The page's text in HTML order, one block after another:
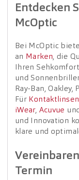
Entdecken
McOptic
Bei McOptic
an Marken, die
Ihren
und
Ray-Ban, Oakley,
Für Kontaktlinsen
iWear, Acuvue
und Innovation
klare und
Termin